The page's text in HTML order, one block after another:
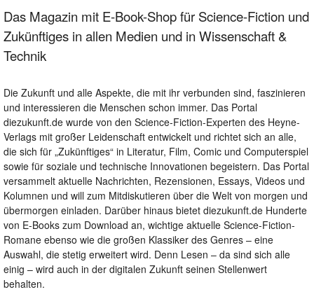
Das Magazin mit E-Book-Shop für Science-Fiction und
Zukünftiges in allen Medien und in Wissenschaft &
Technik
Die Zukunft und alle Aspekte, die mit ihr verbunden sind, faszinieren
und interessieren die Menschen schon immer. Das Portal
diezukunft.de wurde von den Science-Fiction-Experten des Heyne-
Verlags mit großer Leidenschaft entwickelt und richtet sich an alle,
die sich für „Zukünftiges“ in Literatur, Film, Comic und Computerspiel
sowie für soziale und technische Innovationen begeistern. Das Portal
versammelt aktuelle Nachrichten, Rezensionen, Essays, Videos und
Kolumnen und will zum Mitdiskutieren über die Welt von morgen und
übermorgen einladen. Darüber hinaus bietet diezukunft.de Hunderte
von E-Books zum Download an, wichtige aktuelle Science-Fiction-
Romane ebenso wie die großen Klassiker des Genres – eine
Auswahl, die stetig erweitert wird. Denn Lesen – da sind sich alle
einig – wird auch in der digitalen Zukunft seinen Stellenwert
behalten.